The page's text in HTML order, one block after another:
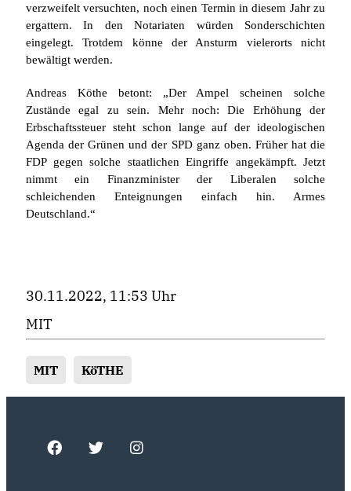
verzweifelt versuchten, noch einen Termin in diesem Jahr zu
ergattern. In den Notariaten würden Sonderschichten
eingelegt. Trotdem könne der Ansturm vielerorts nicht
bewältigt werden.
Andreas Köthe betont: „Der Ampel scheinen solche
Zustände egal zu sein. Mehr noch: Die Erhöhung der
Erbschaftssteuer steht schon lange auf der ideologischen
Agenda der Grünen und der SPD ganz oben. Früher hat die
FDP gegen solche staatlichen Eingriffe angekämpft. Jetzt
nimmt ein Finanzminister der Liberalen solche
schleichenden Enteignungen einfach hin. Armes
Deutschland.“
30.11.2022, 11:53 Uhr
MIT
MIT KöTHE